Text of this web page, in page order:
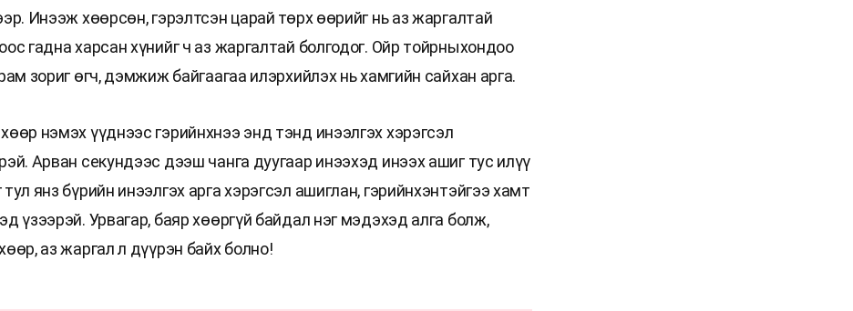
Инээж хөөрсөн, гэрэлтсэн царай төрх өөрийг нь аз жаргалтай
гадна харсан хүнийг ч аз жаргалтай болгодог. Ойр тойрныхондоо
зориг өгч, дэмжиж байгаагаа илэрхийлэх нь хамгийн сайхан арга.
нэмэх үүднээс гэрийнхнээ энд тэнд инээлгэх хэрэгсэл
Арван секундээс дээш чанга дуугаар инээхэд инээх ашиг тус илүү
тул янз бүрийн инээлгэх арга хэрэгсэл ашиглан, гэрийнхэнтэйгээ хамт
үзээрэй. Урвагар, баяр хөөргүй байдал нэг мэдэхэд алга болж,
аз жаргал л дүүрэн байх болно!